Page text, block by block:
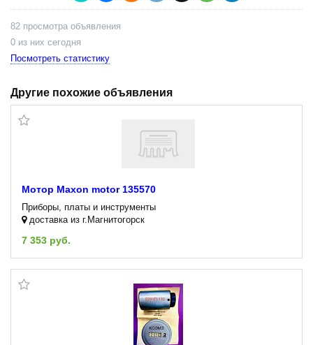
82 просмотра объявления
0 из них сегодня
Посмотреть статистику
Другие похожие объявления
Мотор Maxon motor 135570
Приборы, платы и инструменты
доставка из г.Магнитогорск
7 353 руб.